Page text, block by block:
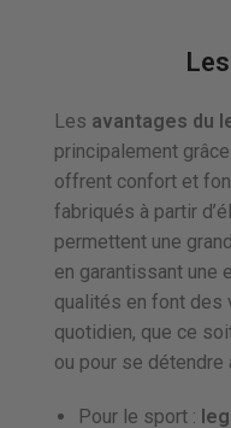
Les avantages du
principalement
offrent confort et
fabriqués à partir
permettent une
en garantissant une
qualités en font des
quotidien, que ce
ou pour se détendre
Pour le sport :